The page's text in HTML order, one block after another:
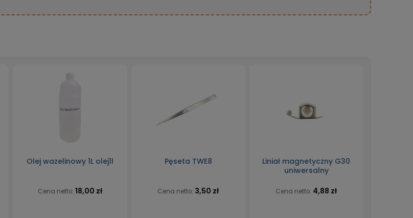
Olej wazelinowy 1L olej1l
Cena netto: 18,00 zł
Pęseta TWE8
Cena netto: 3,50 zł
Liniał magnetyczny G30
uniwersalny
Cena netto: 4,88 zł